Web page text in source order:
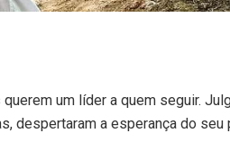
um líder a quem seguir.
despertaram a esperança do seu